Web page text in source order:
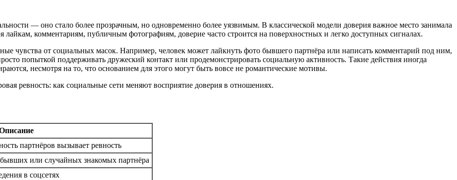
— оно стало более прозрачным, но одновременно более уязвимым. В классической модели доверия важное место занимала
комментариям, публичным фотографиям, доверие часто строится на поверхностных и легко доступных сигналах.
чувства от социальных масок. Например, человек может лайкнуть фото бывшего партнёра или написать комментарий под ним,
попыткой поддерживать дружеский контакт или продемонстрировать социальную активность. Такие действия иногда
несмотря на то, что основанием для этого могут быть вовсе не романтические мотивы.
партнёров вызывает ревность
или случайных знакомых партнёра
в соцсетях